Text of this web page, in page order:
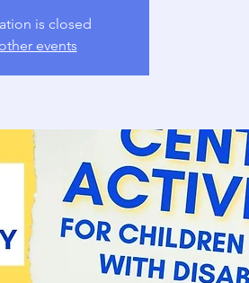
is closed
events